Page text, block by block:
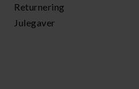
Returnering
Julegaver